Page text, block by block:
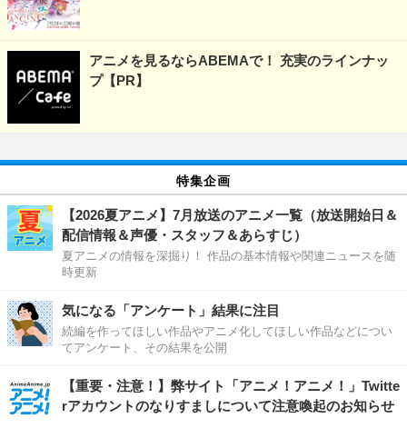
アニメを見るならABEMAで！ 充実のラインナッ
プ【PR】
特集企画
【2026夏アニメ】7月放送のアニメ一覧（放送開始日＆
配信情報＆声優・スタッフ＆あらすじ）
夏アニメの情報を深掘り！ 作品の基本情報や関連ニュースを随
時更新
気になる「アンケート」結果に注目
続編を作ってほしい作品やアニメ化してほしい作品などについ
てアンケート、その結果を公開
【重要・注意！】弊サイト「アニメ！アニメ！」Twitte
rアカウントのなりすましについて注意喚起のお知らせ